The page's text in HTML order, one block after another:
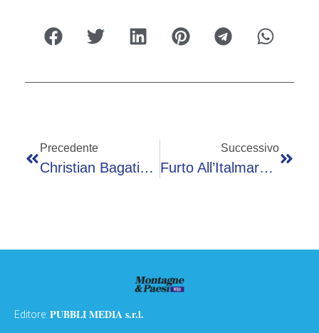
Precedente
Christian Bagatin Vince La Terza Edizione Del Giro Della Franciacorta
Successivo
Furto All’Italmark Nella Notte, Ma La Cassaforte È Vuota
Editore: PUBBLI MEDIA s.r.l.